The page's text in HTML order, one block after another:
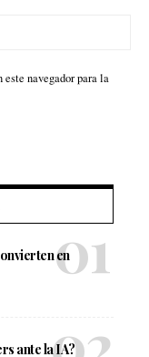
navegador para la
en
ante la IA?